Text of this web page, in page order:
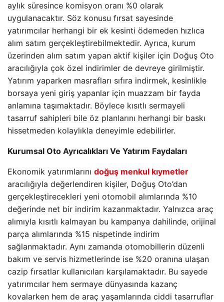
aylık süresince komisyon oranı %0 olarak
uygulanacaktır. Söz konusu fırsat sayesinde
yatırımcılar herhangi bir ek kesinti ödemeden hızlıca
alım satım gerçekleştirebilmektedir. Ayrıca, kurum
üzerinden alım satım yapan aktif kişiler için Doğuş Oto
aracılığıyla çok özel indirimler de devreye girilmiştir.
Yatırım yaparken masrafları sıfıra indirmek, kesinlikle
borsaya yeni giriş yapanlar için muazzam bir fayda
anlamına taşımaktadır. Böylece kısıtlı sermayeli
tasarruf sahipleri bile öz planlarını herhangi bir baskı
hissetmeden kolaylıkla deneyimle edebilirler.
Kurumsal Oto Ayrıcalıkları Ve Yatırım Faydaları
Ekonomik yatırımlarını doğuş menkul kıymetler
aracılığıyla değerlendiren kişiler, Doğuş Oto’dan
gerçekleştirecekleri yeni otomobil alımlarında %10
değerinde net bir indirim kazanmaktadır. Yalnızca araç
alımıyla kısıtlı kalmayan bu kampanya dahilinde, orijinal
parça alımlarında %15 nispetinde indirim
sağlanmaktadır. Aynı zamanda otomobillerin düzenli
bakım ve servis hizmetlerinde ise %20 oranına ulaşan
cazip fırsatlar kullanıcıları karşılamaktadır. Bu sayede
yatırımcılar hem sermaye dünyasında kazanç
kovalarken hem de araç yaşamlarında ciddi tasarruflar